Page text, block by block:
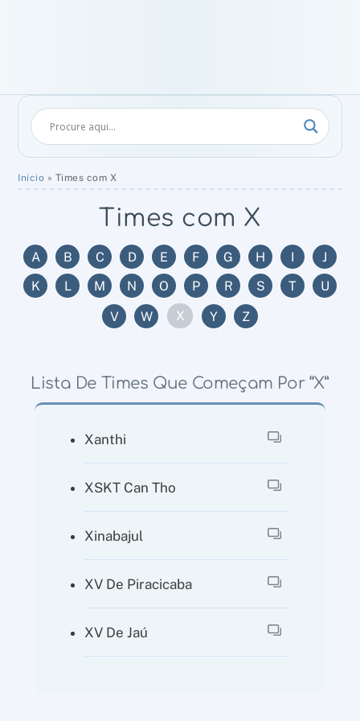
Início » Times com X
Times com X
A B C D E F G H I
J
K
L M N O P R S T
U
V
W X Y Z
Lista De Times Que Começam Por “X”
Xanthi
XSKT Can Tho
Xinabajul
XV De Piracicaba
XV De Jaú